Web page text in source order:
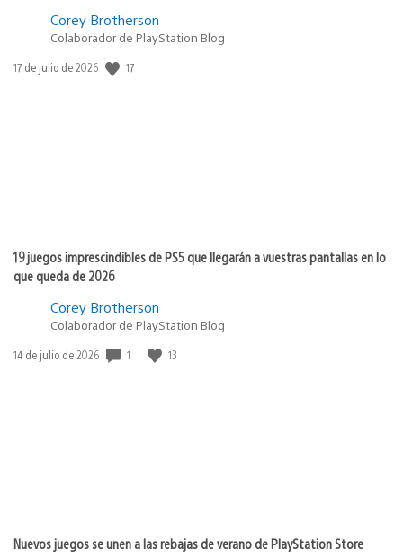
Corey Brotherson
Colaborador de PlayStation Blog
Fecha
17 de julio de 2026 17
19 juegos imprescindibles de PS5 que llegarán a vuestras pantallas en lo
que queda de 2026
Corey Brotherson
Colaborador de PlayStation Blog
Fecha
14 de julio de 2026 1 13
Nuevos juegos se unen a las rebajas de verano de PlayStation Store